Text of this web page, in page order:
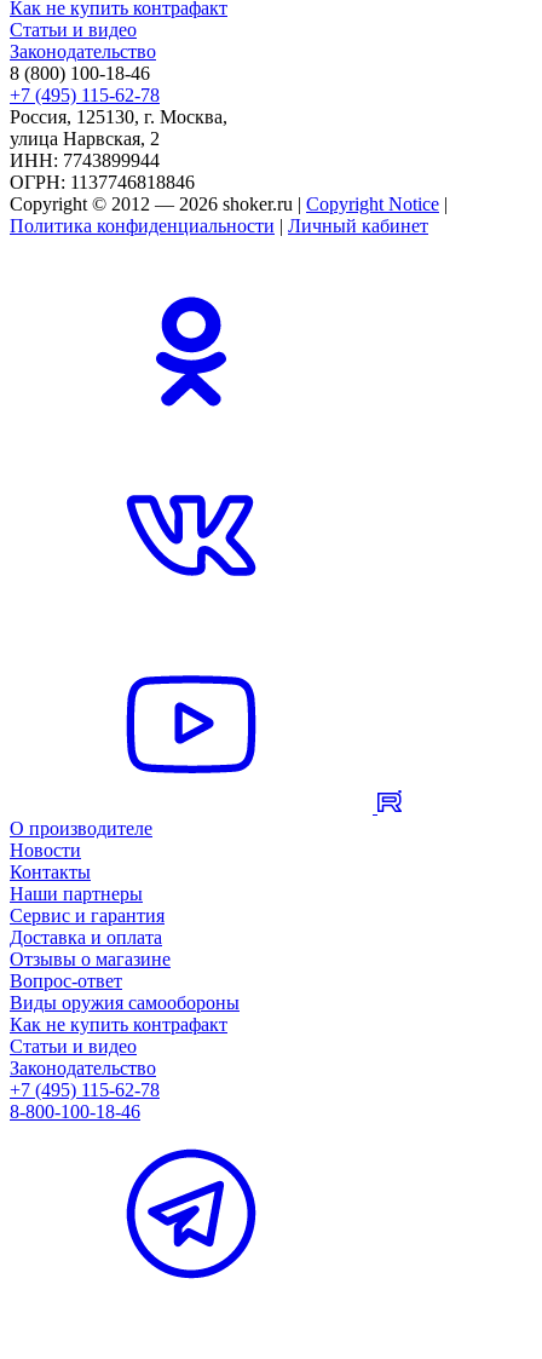
Как не купить контрафакт
Статьи и видео
Законодательство
8 (800) 100-18-46
+7 (495) 115-62-78
Россия, 125130, г. Москва,
улица Нарвская, 2
ИНН: 7743899944
ОГРН: 1137746818846
Copyright © 2012 — 2026 shoker.ru | Copyright Notice |
Политика конфиденциальности | Личный кабинет
О производителе
Новости
Контакты
Наши партнеры
Сервис и гарантия
Доставка и оплата
Отзывы о магазине
Вопрос-ответ
Виды оружия самообороны
Как не купить контрафакт
Статьи и видео
Законодательство
+7 (495) 115-62-78
8-800-100-18-46